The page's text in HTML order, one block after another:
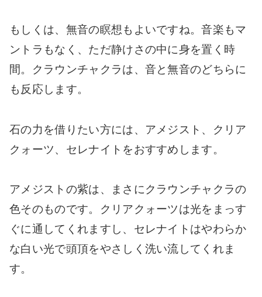
もしくは、無音の瞑想もよいですね。音楽もマ
ントラもなく、ただ静けさの中に身を置く時
間。クラウンチャクラは、音と無音のどちらに
も反応します。
石の力を借りたい方には、アメジスト、クリア
クォーツ、セレナイトをおすすめします。
アメジストの紫は、まさにクラウンチャクラの
色そのものです。クリアクォーツは光をまっす
ぐに通してくれますし、セレナイトはやわらか
な白い光で頭頂をやさしく洗い流してくれま
す。